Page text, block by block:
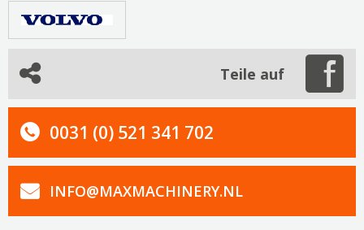
Teile auf
0031 (0) 521 341 702
INFO@MAXMACHINERY.NL